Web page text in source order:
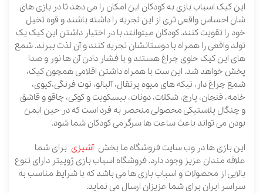
این کیک اسباب بازی به کودکان این امکان را می دهد تا در بازی های
شان احساس واقعی تری از این تجربه را داشته باشند و قوه تخیل
خود را تقویت کنند. کودکان میتوانند با در اختیار داشتن این کیک یک
تولد واقعی را همراه با دوستانشان تجربه کنند و آن لذت ببرند. شمع
های این کیک حاوی چراغ هستند و با فشار دادن آن ها نور و صدا
پخش خواهد شد. این ست با همراه داشتن اقلامی همچون کیک،
شمع چراغ دار، تیکه های میوه پرتقال، آلبالو، توت فرنگی،کیوی،
خامه، فنجان، پارچ، شکلات، دونات، بیسکویت و کوکی، چاقو و قاشق
و چنگال پلاستیکی محصولی منحصر به فرد است که در حین ایمن
بودن می تواند باعث ساعت ها سرگرمی کودکان شما شود.
این بازی ها در وب سایت فروشگاه ما بخش آشپزی برای شما
علاقه مندان عزیز وجود دارد. فروشگاه اسباب بازی ژوپیتر دارای تنوع
بالایی از محصولات و اسباب بازی ها می باشد که با شرایط مناسب به
سراسر ایران برای شما عزیزان ارسال می نماید.